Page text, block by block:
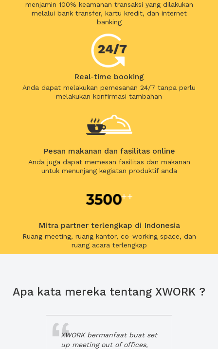
menjamin 100% keamanan transaksi yang dilakukan
melalui bank transfer, kartu kredit, dan internet
banking
Real-time booking
Anda dapat melakukan pemesanan 24/7 tanpa perlu
melakukan konfirmasi tambahan
Pesan makanan dan fasilitas online
Anda juga dapat memesan fasilitas dan makanan
untuk menunjang kegiatan produktif anda
Mitra partner terlengkap di Indonesia
Ruang meeting, ruang kantor, co-working space, dan
ruang acara terlengkap
Apa kata mereka tentang XWORK ?
XWORK bermanfaat buat set
up meeting out of offices,